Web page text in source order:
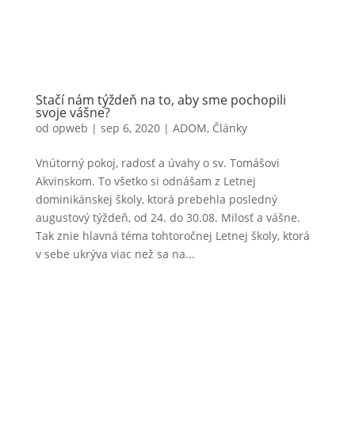
Stačí nám týždeň na to, aby sme pochopili
svoje vášne?
od opweb | sep 6, 2020| ADOM, Články
Vnútorný pokoj, radosť a úvahy o sv. Tomášovi
Akvinskom. To všetko si odnášam z Letnej
dominikánskej školy, ktorá prebehla posledný
augustový týždeň, od 24. do 30.08. Milosť a vášne.
Tak znie hlavná téma tohtoročnej Letnej školy, ktorá
v sebe ukrýva viac než sa na...